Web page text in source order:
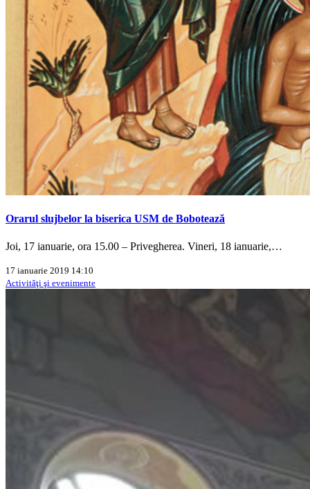
Orarul slujbelor la biserica USM de Bobotează
Joi, 17 ianuarie, ora 15.00 – Privegherea. Vineri, 18 ianuarie,…
17 ianuarie 2019 14:10
Activităţi şi evenimente